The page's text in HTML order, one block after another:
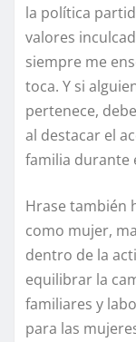
la política
valores
siempre me
toca. Y si
pertenece,
al destacar el
familia durante
Hrase también
como mujer,
dentro de la
equilibrar la
familiares y
para las